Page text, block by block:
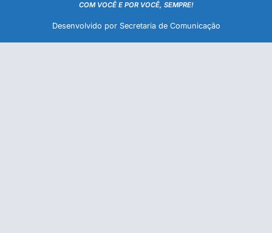
COM VOCÊ E POR VOCÊ, SEMPRE!
Desenvolvido por Secretaria de Comunicação